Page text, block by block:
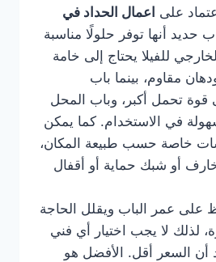
على اعمال الحداد في
حديد أنها توفر حلولًا مناسبة
للفيلا يحتاج إلى خامة
مقاوم، بينما باب
قوة تحمل أكبر، وباب المحل
في الاستخدام. كما يمكن
خاصة حسب طبيعة المكان،
أو شبك حماية أو أقفال
على عمر الباب ويقلل الحاجة
لذلك لا يجب اختيار أي فني
السعر أقل. الأفضل هو